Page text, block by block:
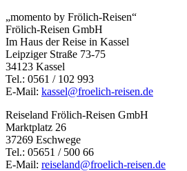
„momento by Frölich-Reisen“
Frölich-Reisen GmbH
Im Haus der Reise in Kassel
Leipziger Straße 73-75
34123 Kassel
Tel.: 0561 / 102 993
E-Mail: kassel@froelich-reisen.de
Reiseland Frölich-Reisen GmbH
Marktplatz 26
37269 Eschwege
Tel.: 05651 / 500 66
E-Mail: reiseland@froelich-reisen.de